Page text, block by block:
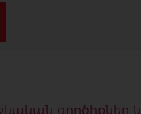
գործիքներ և